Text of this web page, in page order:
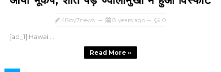
48by7news 8 years ago 0
[ad_1] Hawai ...
Read More »